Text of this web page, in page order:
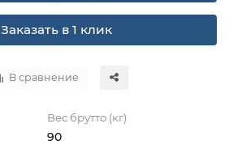
Заказать в 1 клик
В сравнение
Вес брутто (кг)
90